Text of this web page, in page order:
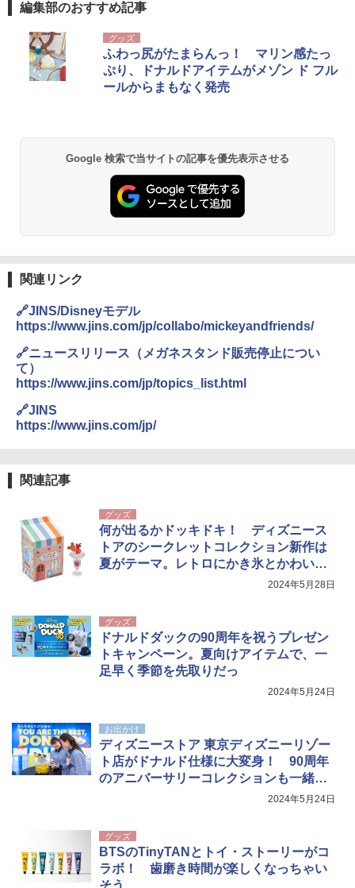
編集部のおすすめ記事
グッズ
ふわっ尻がたまらんっ！ マリン感たっ
ぷり、ドナルドアイテムがメゾン ド フル
ールからまもなく発売
Google 検索で当サイトの記事を優先表示させる
関連リンク
🔗JINS/Disneyモデル
https://www.jins.com/jp/collabo/mickeyandfriends/
🔗ニュースリリース（メガネスタンド販売停止につい
て）
https://www.jins.com/jp/topics_list.html
🔗JINS
https://www.jins.com/jp/
関連記事
グッズ
何が出るかドッキドキ！ ディズニース
トアのシークレットコレクション新作は
夏がテーマ。レトロにかき氷とかわいく
2024年5月28日
グッズ
ドナルドダックの90周年を祝うプレゼン
トキャンペーン。夏向けアイテムで、一
足早く季節を先取りだっ
2024年5月24日
お出かけ
ディズニーストア 東京ディズニーリゾー
ト店がドナルド仕様に大変身！ 90周年
のアニバーサリーコレクションも一緒に
2024年5月24日
グッズ
BTSのTinyTANとトイ・ストーリーがコ
ラボ！ 歯磨き時間が楽しくなっちゃい
そう